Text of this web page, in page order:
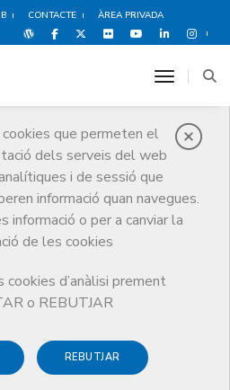
CONTACTE ÀREA PRIVADA
que permeten el
dels serveis del web
i de sessió que
informació quan navegues.
informació o per a canviar la
de les cookies
d’anàlisi prement
o REBUTJAR
REBUTJAR
toggle
col·legials
i es composa de dos